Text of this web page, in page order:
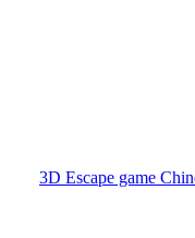
3D Escape game